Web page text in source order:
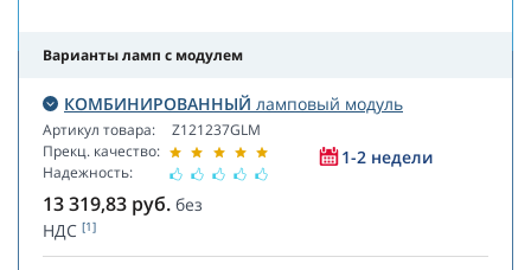
Варианты ламп с модулем
КОМБИНИРОВАННЫЙ ламповый модуль
Артикул товара:
Прекц. качество:
Надежность:
Z121237GLM
1-2 недели
13 319,83 руб. без
НДС [1]